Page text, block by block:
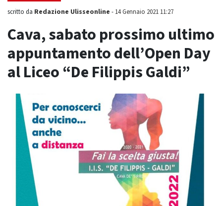
scritto da Redazione Ulisseonline - 14 Gennaio 2021 11:27
Cava, sabato prossimo ultimo
appuntamento dell’Open Day
al Liceo “De Filippis Galdi”